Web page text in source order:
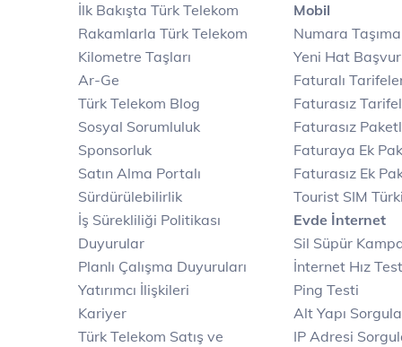
İlk Bakışta Türk Telekom
Rakamlarla Türk Telekom
Kilometre Taşları
Ar-Ge
Türk Telekom Blog
Sosyal Sorumluluk
Sponsorluk
Satın Alma Portalı
Sürdürülebilirlik
İş Sürekliliği Politikası
Duyurular
Planlı Çalışma Duyuruları
Yatırımcı İlişkileri
Kariyer
Türk Telekom Satış ve
Mobil
Numara Taşıma
Yeni Hat
Faturalı
Faturasız
Faturasız
Faturaya Ek
Faturasız Ek
Tourist SIM
Evde İnternet
Sil Süpür
İnternet Hız
Ping Testi
Alt Yapı
IP Adresi